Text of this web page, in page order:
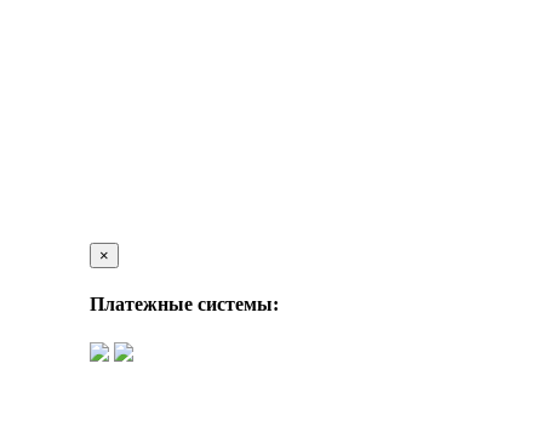
×
Платежные системы: